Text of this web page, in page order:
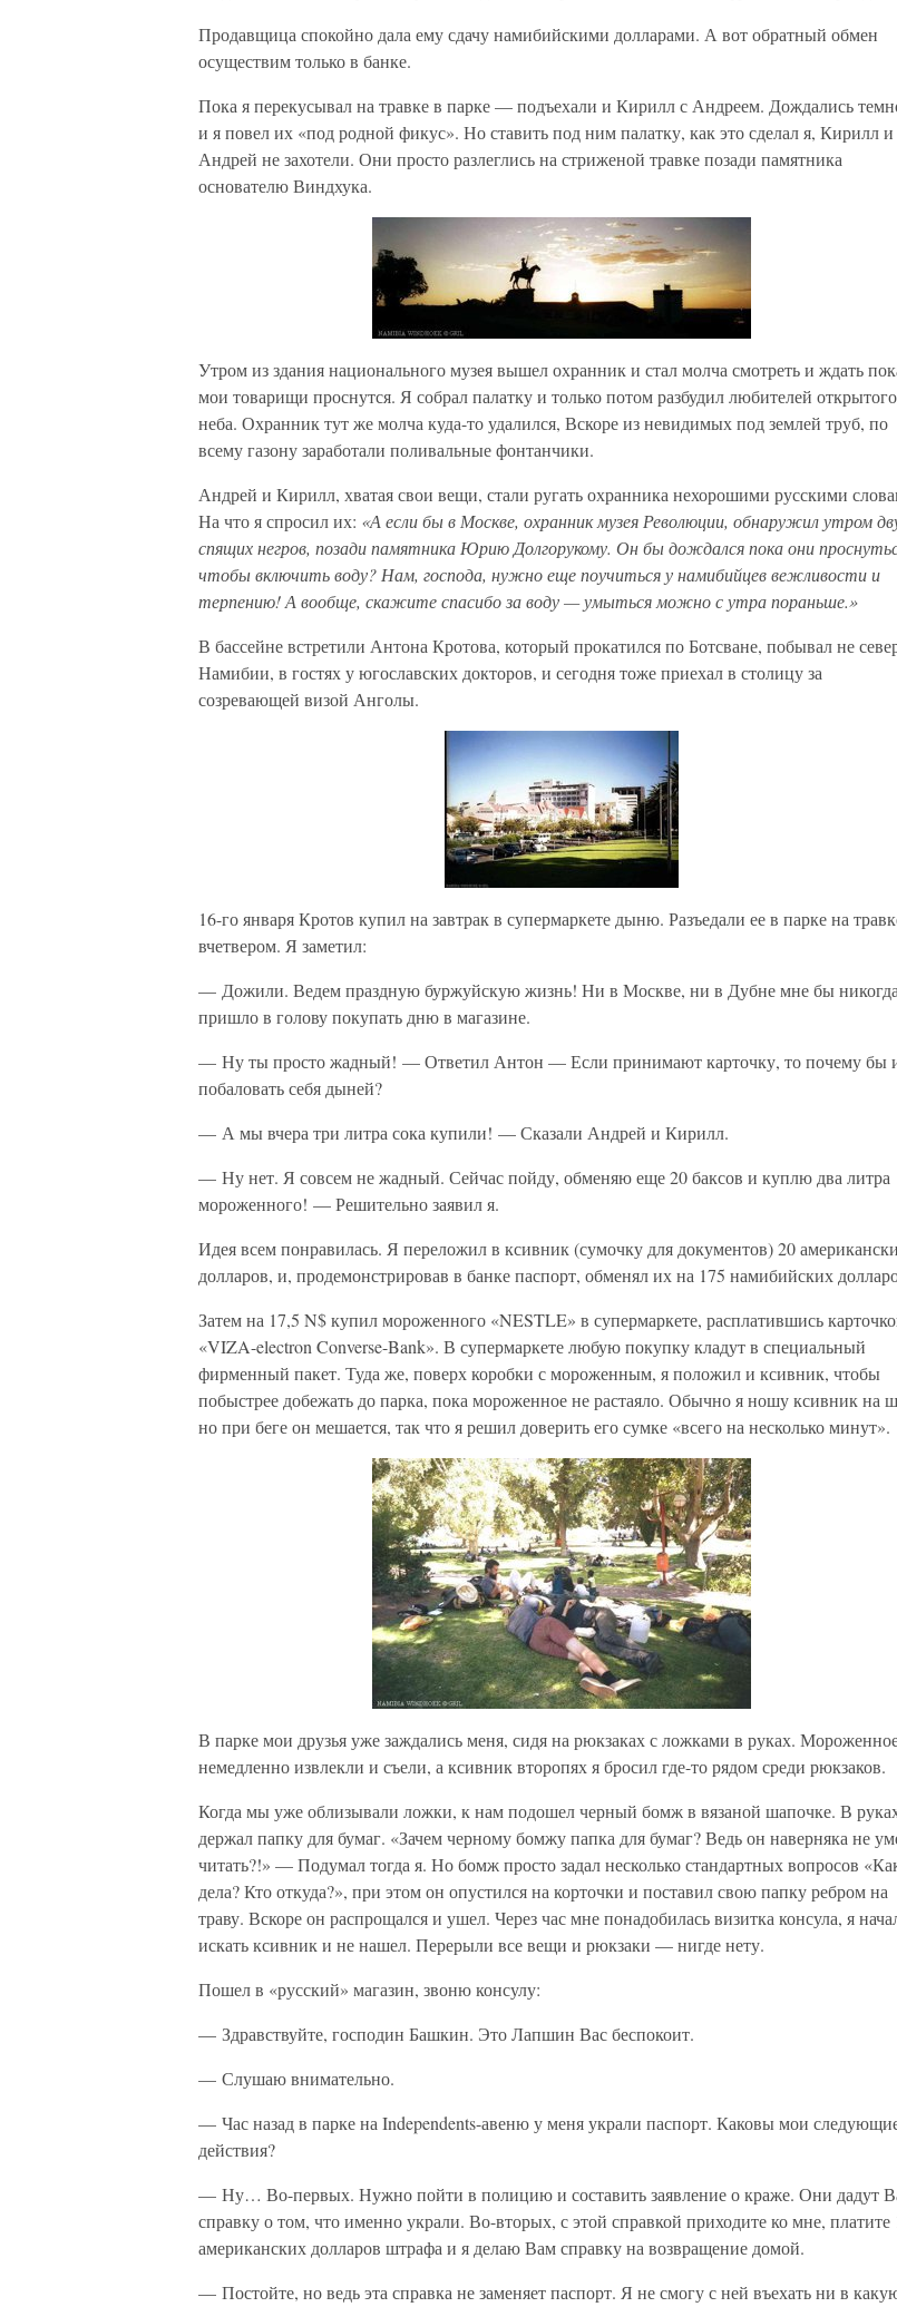
Продавщица спокойно дала ему сдачу намибийскими долларами. А вот обратный обмен
осуществим только в банке.
Пока я перекусывал на травке в парке — подъехали и Кирилл с Андреем. Дождались
и я повел их «под родной фикус». Но ставить под ним палатку, как это сделал я, Кирилл и
Андрей не захотели. Они просто разлеглись на стриженой травке позади памятника
основателю Виндхука.
Утром из здания национального музея вышел охранник и стал молча смотреть и ждать
мои товарищи проснутся. Я собрал палатку и только потом разбудил любителей открытого
неба. Охранник тут же молча куда-то удалился, Вскоре из невидимых под землей труб, по
всему газону заработали поливальные фонтанчики.
Андрей и Кирилл, хватая свои вещи, стали ругать охранника нехорошими русскими
На что я спросил их: «А если бы в Москве, охранник музея Революции, обнаружил утром
спящих негров, позади памятника Юрию Долгорукому. Он бы дождался пока они
чтобы включить воду? Нам, господа, нужно еще поучиться у намибийцев вежливости и
терпению! А вообще, скажите спасибо за воду — умыться можно с утра пораньше.»
В бассейне встретили Антона Кротова, который прокатился по Ботсване, побывал не
Намибии, в гостях у югославских докторов, и сегодня тоже приехал в столицу за
созревающей визой Анголы.
16-го января Кротов купил на завтрак в супермаркете дыню. Разъедали ее в парке на
вчетвером. Я заметил:
— Дожили. Ведем праздную буржуйскую жизнь! Ни в Москве, ни в Дубне мне бы
пришло в голову покупать дню в магазине.
— Ну ты просто жадный! — Ответил Антон — Если принимают карточку, то почему бы
побаловать себя дыней?
— А мы вчера три литра сока купили! — Сказали Андрей и Кирилл.
— Ну нет. Я совсем не жадный. Сейчас пойду, обменяю еще 20 баксов и куплю два литра
мороженного! — Решительно заявил я.
Идея всем понравилась. Я переложил в ксивник (сумочку для документов) 20
долларов, и, продемонстрировав в банке паспорт, обменял их на 175 намибийских
Затем на 17,5 N$ купил мороженного «NESTLE» в супермаркете, расплатившись
«VIZA-electron Converse-Bank». В супермаркете любую покупку кладут в специальный
фирменный пакет. Туда же, поверх коробки с мороженным, я положил и ксивник, чтобы
побыстрее добежать до парка, пока мороженное не растаяло. Обычно я ношу ксивник на
но при беге он мешается, так что я решил доверить его сумке «всего на несколько минут».
В парке мои друзья уже заждались меня, сидя на рюкзаках с ложками в руках.
немедленно извлекли и съели, а ксивник второпях я бросил где-то рядом среди рюкзаков.
Когда мы уже облизывали ложки, к нам подошел черный бомж в вязаной шапочке. В
держал папку для бумаг. «Зачем черному бомжу папка для бумаг? Ведь он наверняка не
читать?!» — Подумал тогда я. Но бомж просто задал несколько стандартных вопросов
дела? Кто откуда?», при этом он опустился на корточки и поставил свою папку ребром на
траву. Вскоре он распрощался и ушел. Через час мне понадобилась визитка консула, я
искать ксивник и не нашел. Перерыли все вещи и рюкзаки — нигде нету.
Пошел в «русский» магазин, звоню консулу:
— Здравствуйте, господин Башкин. Это Лапшин Вас беспокоит.
— Слушаю внимательно.
— Час назад в парке на Independents-авеню у меня украли паспорт. Каковы мои
действия?
— Ну… Во-первых. Нужно пойти в полицию и составить заявление о краже. Они дадут
справку о том, что именно украли. Во-вторых, с этой справкой приходите ко мне, платите
американских долларов штрафа и я делаю Вам справку на возвращение домой.
— Постойте, но ведь эта справка не заменяет паспорт. Я не смогу с ней въехать ни в